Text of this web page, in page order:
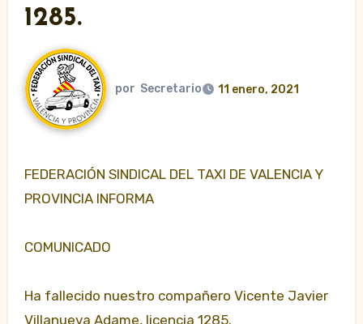
1285.
por Secretario 11 enero, 2021
FEDERACIÓN SINDICAL DEL TAXI DE VALENCIA Y
PROVINCIA INFORMA
COMUNICADO
Ha fallecido nuestro compañero Vicente Javier
Villanueva Adame, licencia 1285.